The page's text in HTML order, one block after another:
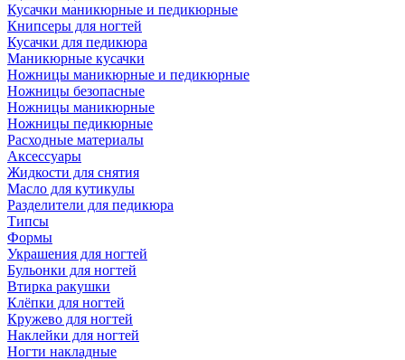
Кусачки маникюрные и педикюрные
Книпсеры для ногтей
Кусачки для педикюра
Маникюрные кусачки
Ножницы маникюрные и педикюрные
Ножницы безопасные
Ножницы маникюрные
Ножницы педикюрные
Расходные материалы
Аксессуары
Жидкости для снятия
Масло для кутикулы
Разделители для педикюра
Типсы
Формы
Украшения для ногтей
Бульонки для ногтей
Втирка ракушки
Клёпки для ногтей
Кружево для ногтей
Наклейки для ногтей
Ногти накладные